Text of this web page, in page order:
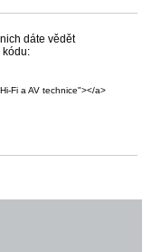
dáte vědět
kódu:
Fi a AV technice"></a>